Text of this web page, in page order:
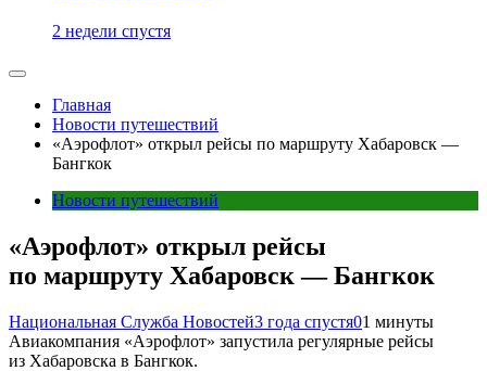
2 недели спустя
Главная
Новости путешествий
«Аэрофлот» открыл рейсы по маршруту Хабаровск —
Бангкок
Новости путешествий
«Аэрофлот» открыл рейсы
по маршруту Хабаровск — Бангкок
Национальная Служба Новостей3 года спустя01 минуты
Авиакомпания «Аэрофлот» запустила регулярные рейсы
из Хабаровска в Бангкок.